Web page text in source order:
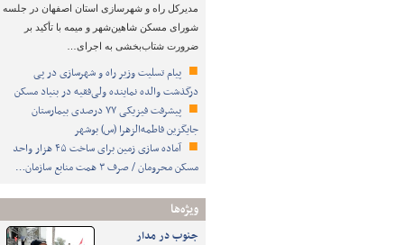
مدیرکل راه و شهرسازی استان اصفهان در جلسه
شورای مسکن شاهین‌شهر و میمه با تأکید بر
ضرورت شتاب‌بخشی به اجرای…
پیام تسلیت وزیر راه و شهرسازی در پی
درگذشت والده نماینده ولی‌فقیه در بنیاد مسکن
پیشرفت فیزیکی ۷۷ درصدی بیمارستان
جایگزین فاطمه‌الزهرا (س) بوشهر
آماده سازی زمین برای ساخت ۴۵ هزار واحد
مسکن محرومان / صرف ۳ همت منابع سازمان…
ویژه‌ها
جنوب در مدار